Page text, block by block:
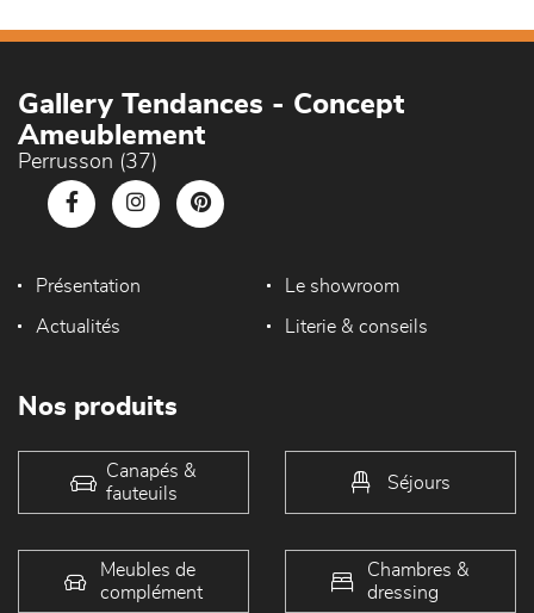
Gallery Tendances - Concept
Ameublement
Perrusson (37)
Présentation Le showroom
Actualités Literie & conseils
Nos produits
Canapés &
fauteuils
Séjours
Meubles de
complément
Chambres &
dressing